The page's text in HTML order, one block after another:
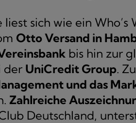
liest sich wie ein
Otto Versand in
bis hin zur
der UniCredit Group.
und das
Zahlreiche
Deutschland,